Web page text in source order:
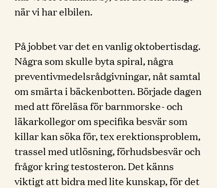
när vi har elbilen.
På jobbet var det en vanlig oktobertisdag.
Några som skulle byta spiral, några
preventivmedelsrådgivningar, nåt samtal
om smärta i bäckenbotten. Började dagen
med att föreläsa för barnmorske- och
läkarkollegor om specifika besvär som
killar kan söka för, tex erektionsproblem,
trassel med utlösning, förhudsbesvär och
frågor kring testosteron. Det känns
viktigt att bidra med lite kunskap, för det